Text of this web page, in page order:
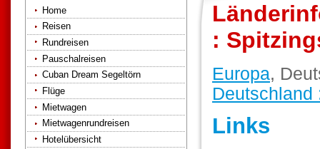
Home
Reisen
Rundreisen
Pauschalreisen
Cuban Dream Segeltörn
Flüge
Mietwagen
Mietwagenrundreisen
Hotelübersicht
:
Europa,
Deutschland
Links